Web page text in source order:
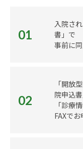
01
入院さ
書」で
事前に
02
「開放
院申込書
「診療
FAXでお